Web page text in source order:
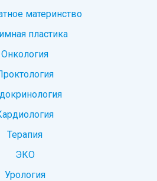
материнство
пластика
Онкология
Терапия
ЭКО
Урология